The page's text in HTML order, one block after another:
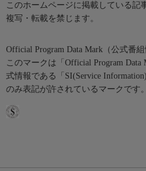
このホームページに掲載している記
複写・転載を禁じます。
Official Program Data Mark（公式番組
このマークは「Official Program
式情報である「SI(Service
のみ表記が許されているマークです。